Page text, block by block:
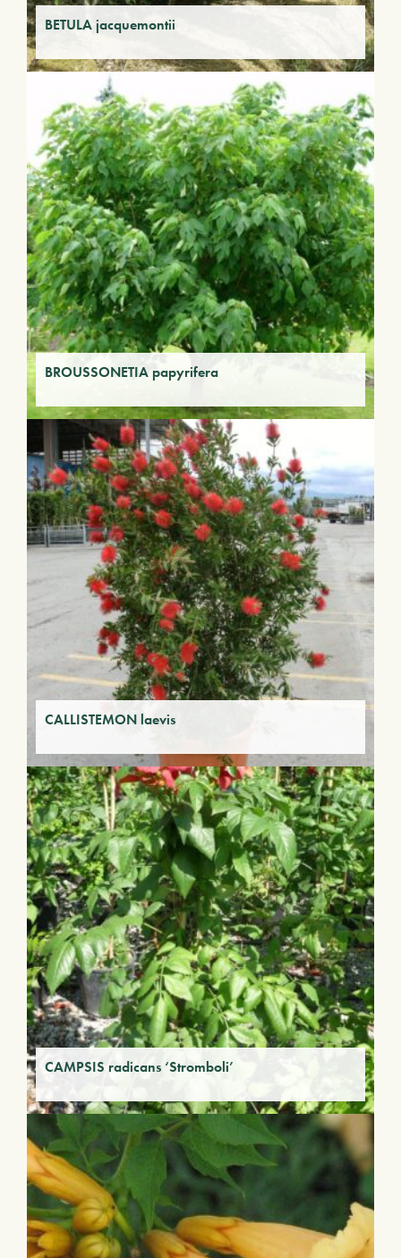
BETULA jacquemontii
BROUSSONETIA papyrifera
CALLISTEMON laevis
CAMPSIS radicans ‘Stromboli’